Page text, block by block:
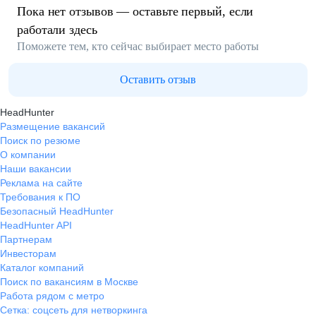
Пока нет отзывов — оставьте первый, если
работали здесь
Поможете тем, кто сейчас выбирает место работы
Оставить отзыв
HeadHunter
Размещение вакансий
Поиск по резюме
О компании
Наши вакансии
Реклама на сайте
Требования к ПО
Безопасный HeadHunter
HeadHunter API
Партнерам
Инвесторам
Каталог компаний
Поиск по вакансиям в Москве
Работа рядом с метро
Сетка: соцсеть для нетворкинга